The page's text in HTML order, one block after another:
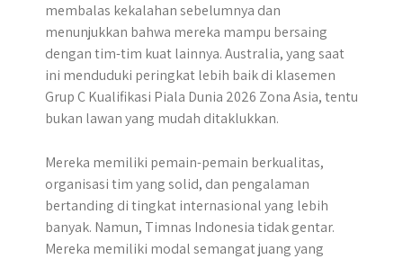
membalas kekalahan sebelumnya dan
menunjukkan bahwa mereka mampu bersaing
dengan tim-tim kuat lainnya.​ Australia, yang saat
ini menduduki peringkat lebih baik di klasemen
Grup C Kualifikasi Piala Dunia 2026 Zona Asia, tentu
bukan lawan yang mudah ditaklukkan.
Mereka memiliki pemain-pemain berkualitas,
organisasi tim yang solid, dan pengalaman
bertanding di tingkat internasional yang lebih
banyak. Namun, Timnas Indonesia tidak gentar.
Mereka memiliki modal semangat juang yang